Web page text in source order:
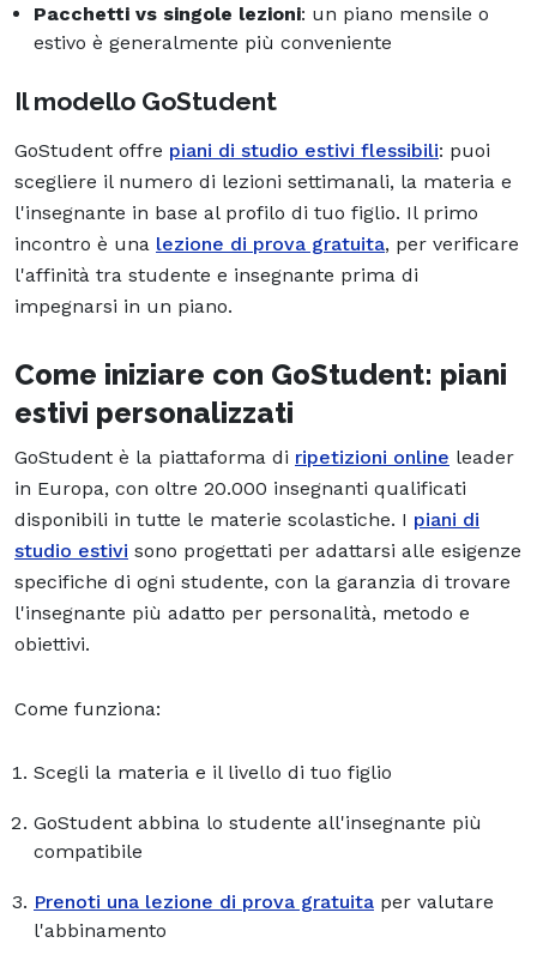
Pacchetti vs singole lezioni: un piano mensile o
estivo è generalmente più conveniente
Il modello GoStudent
GoStudent offre piani di studio estivi flessibili: puoi
scegliere il numero di lezioni settimanali, la materia e
l'insegnante in base al profilo di tuo figlio. Il primo
incontro è una lezione di prova gratuita, per verificare
l'affinità tra studente e insegnante prima di
impegnarsi in un piano.
Come iniziare con GoStudent: piani
estivi personalizzati
GoStudent è la piattaforma di ripetizioni online leader
in Europa, con oltre 20.000 insegnanti qualificati
disponibili in tutte le materie scolastiche. I piani di
studio estivi sono progettati per adattarsi alle esigenze
specifiche di ogni studente, con la garanzia di trovare
l'insegnante più adatto per personalità, metodo e
obiettivi.
Come funziona:
Scegli la materia e il livello di tuo figlio
GoStudent abbina lo studente all'insegnante più
compatibile
Prenoti una lezione di prova gratuita per valutare
l'abbinamento